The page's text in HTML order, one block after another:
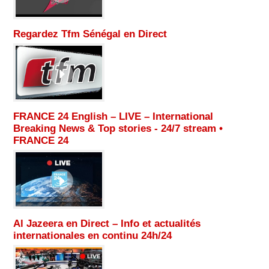
Regardez Tfm Sénégal en Direct
FRANCE 24 English – LIVE – International
Breaking News & Top stories - 24/7 stream •
FRANCE 24
Al Jazeera en Direct – Info et actualités
internationales en continu 24h/24